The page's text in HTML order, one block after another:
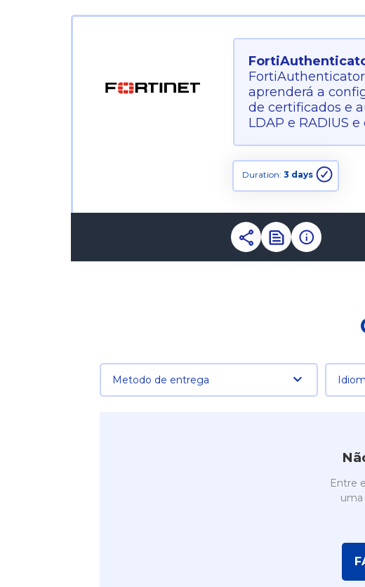
aprenderá a
de certificados e
LDAP e RADIUS
Duration: 3 days
Metodo de entrega
Entre
uma